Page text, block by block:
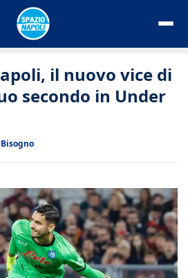
il nuovo vice di
secondo in Under